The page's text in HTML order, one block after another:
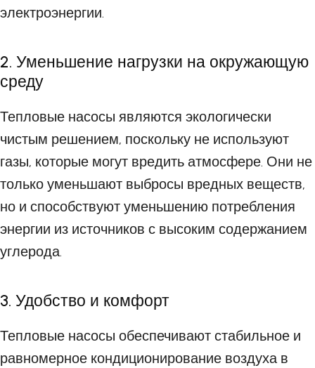
электроэнергии.
2. Уменьшение нагрузки на окружающую
среду
Тепловые насосы являются экологически
чистым решением, поскольку не используют
газы, которые могут вредить атмосфере. Они не
только уменьшают выбросы вредных веществ,
но и способствуют уменьшению потребления
энергии из источников с высоким содержанием
углерода.
3. Удобство и комфорт
Тепловые насосы обеспечивают стабильное и
равномерное кондиционирование воздуха в